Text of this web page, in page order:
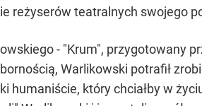
reżyserów teatralnych swojego
- "Krum", przygotowany
Warlikowski potrafił
humaniście, który chciałby w